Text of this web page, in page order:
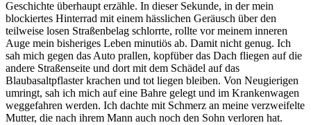
Geschichte überhaupt erzähle. In dieser Sekunde, in der mein
blockiertes Hinterrad mit einem hässlichen Geräusch über den
teilweise losen Straßenbelag schlorrte, rollte vor meinem inneren
Auge mein bisheriges Leben minutiös ab. Damit nicht genug. Ich
sah mich gegen das Auto prallen, kopfüber das Dach fliegen auf die
andere Straßenseite und dort mit dem Schädel auf das
Blaubasaltpflaster krachen und tot liegen bleiben. Von Neugierigen
umringt, sah ich mich auf eine Bahre gelegt und im Krankenwagen
weggefahren werden. Ich dachte mit Schmerz an meine verzweifelte
Mutter, die nach ihrem Mann auch noch den Sohn verloren hat.